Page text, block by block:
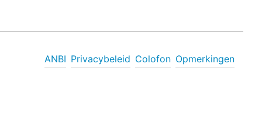
ANBI Privacybeleid Colofon Opmerkingen